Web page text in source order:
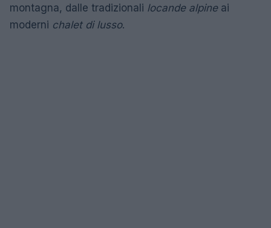
montagna, dalle tradizionali locande alpineai
moderni chalet di lusso.